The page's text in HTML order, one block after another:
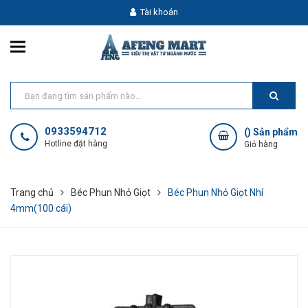
Tài khoản
0933594712
Hotline đặt hàng
() Sản phẩm
Giỏ hàng
Trang chủ Béc Phun Nhỏ Giọt
Béc Phun Nhỏ Giọt Nhí
4mm(100 cái)